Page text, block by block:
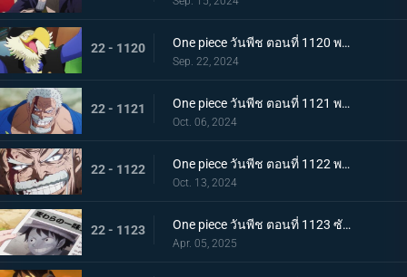
22 - 1120 One piece วันพีช ตอนที่ 1120 พากย์ไทย โลกสั่นสะเทือน! คำพิพากษาของผู้ปกครองและการกระทำของผู้เฒ่าทั้งห้า!
Sep. 22, 2024
22 - 1121 One piece วันพีช ตอนที่ 1121 พากย์ไทย การ์ปและคุซัน - การปะทะกันของอาจารย์และลูกศิษย์
Oct. 06, 2024
22 - 1122 One piece วันพีช ตอนที่ 1122 พากย์ไทย บทเรียนสุดท้าย! ผลกระทบที่สืบทอดมา
Oct. 13, 2024
22 - 1123 One piece วันพีช ตอนที่ 1123 ซับไทย โลกสะเทือน! กลุ่มหมวกฟางจับตัวประกัน
Apr. 05, 2025